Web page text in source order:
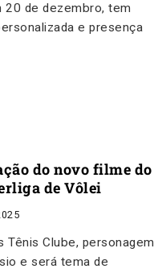
20 de dezembro, tem
e presença
do novo filme do
de Vôlei
Tênis Clube, personagem
e será tema de